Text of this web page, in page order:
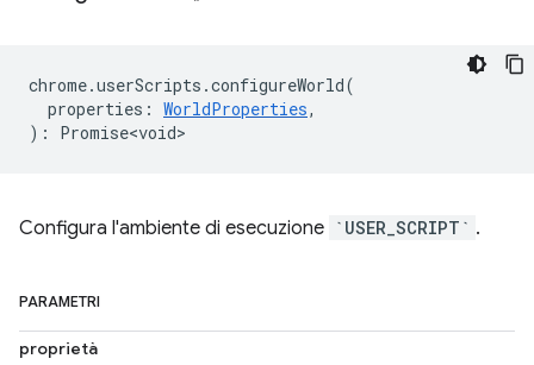
chrome.userScripts .configureWorld(
properties : WorldProperties,
) : Promise<void>
Configura l'ambiente di esecuzione `USER_SCRIPT` .
PARAMETRI
proprietà